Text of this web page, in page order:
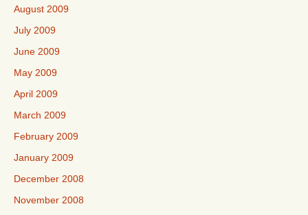
August 2009
July 2009
June 2009
May 2009
April 2009
March 2009
February 2009
January 2009
December 2008
November 2008